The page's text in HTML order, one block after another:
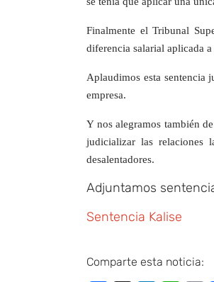
Finalmente el Tribunal
diferencia salarial aplicada
Aplaudimos esta sentencia
empresa.
Y nos alegramos también
judicializar las relaciones
desalentadores.
Adjuntamos
Sentencia Kalise
Comparte esta noticia: